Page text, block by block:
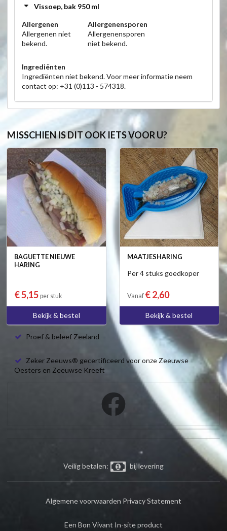
Vissoep, bak 950 ml
Allergenen
Allergenen niet
bekend.
Allergenensporen
Allergenensporen
niet bekend.
Ingrediënten
Ingrediënten niet bekend. Voor meer informatie neem
contact op: +31 (0)113 - 574318.
MISSCHIEN IS DIT OOK IETS VOOR U?
BAGUETTE NIEUWE
HARING
€ 5,15 per stuk
Bekijk & bestel
MAATJESHARING
Per 4 stuks goedkoper
Vanaf € 2,60
Bekijk & bestel
Proef & beleef Zeeland
Zeker Zeeuws® gecertificeerd voor onze Zeeuwse
Oesters en Zeeuwse Kreeft
Veilig betalen: bij levering
Algemene voorwaarden Privacy Statement
Een Bon Vivant In-site product